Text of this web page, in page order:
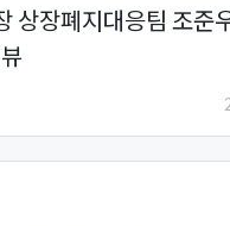
상장폐지대응팀 조준